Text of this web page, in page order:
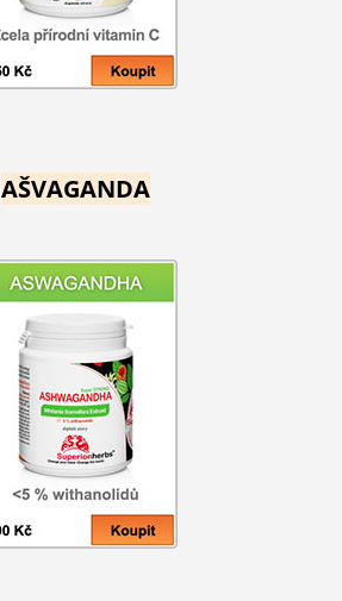
AŠVAGANDA